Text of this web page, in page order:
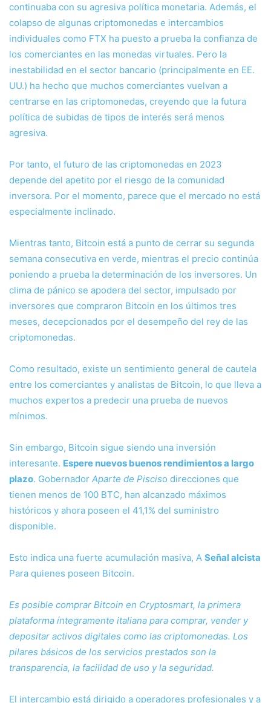
continuaba con su agresiva política monetaria. Además, el
colapso de algunas criptomonedas e intercambios
individuales como FTX ha puesto a prueba la confianza de
los comerciantes en las monedas virtuales. Pero la
inestabilidad en el sector bancario (principalmente en EE.
UU.) ha hecho que muchos comerciantes vuelvan a
centrarse en las criptomonedas, creyendo que la futura
política de subidas de tipos de interés será menos
agresiva.
Por tanto, el futuro de las criptomonedas en 2023
depende del apetito por el riesgo de la comunidad
inversora. Por el momento, parece que el mercado no está
especialmente inclinado.
Mientras tanto, Bitcoin está a punto de cerrar su segunda
semana consecutiva en verde, mientras el precio continúa
poniendo a prueba la determinación de los inversores. Un
clima de pánico se apodera del sector, impulsado por
inversores que compraron Bitcoin en los últimos tres
meses, decepcionados por el desempeño del rey de las
criptomonedas.
Como resultado, existe un sentimiento general de cautela
entre los comerciantes y analistas de Bitcoin, lo que lleva a
muchos expertos a predecir una prueba de nuevos
mínimos.
Sin embargo, Bitcoin sigue siendo una inversión
interesante. Espere nuevos buenos rendimientos a largo
plazo. Gobernador Aparte de Pisciso direcciones que
tienen menos de 100 BTC, han alcanzado máximos
históricos y ahora poseen el 41,1% del suministro
disponible.
Esto indica una fuerte acumulación masiva, A Señal alcista
Para quienes poseen Bitcoin.
Es posible comprar Bitcoin en Cryptosmart, la primera
plataforma íntegramente italiana para comprar, vender y
depositar activos digitales como las criptomonedas. Los
pilares básicos de los servicios prestados son la
transparencia, la facilidad de uso y la seguridad.
El intercambio está dirigido a operadores profesionales y a